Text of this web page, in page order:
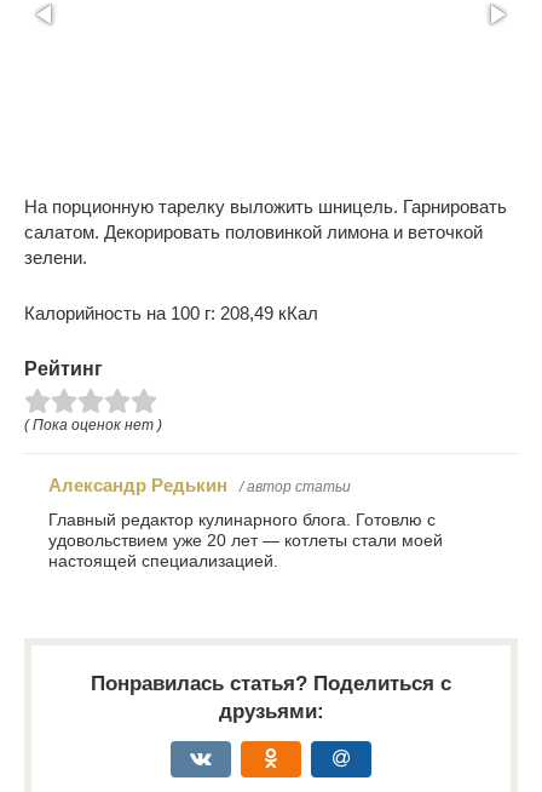
На порционную тарелку выложить шницель. Гарнировать
салатом. Декорировать половинкой лимона и веточкой
зелени.
Калорийность на 100 г: 208,49 кКал
Рейтинг
( Пока оценок нет )
Александр Редькин / автор статьи
Главный редактор кулинарного блога. Готовлю с
удовольствием уже 20 лет — котлеты стали моей
настоящей специализацией.
Понравилась статья? Поделиться с
друзьями: